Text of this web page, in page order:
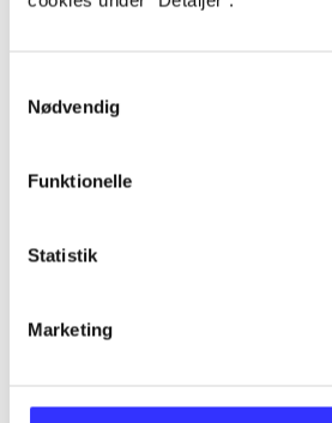
Nødvendig
Funktionelle
Statistik
Marketing